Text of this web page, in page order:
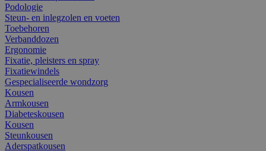
Podologie
Steun- en inlegzolen en voeten
Toebehoren
Verbanddozen
Ergonomie
Fixatie, pleisters en spray
Fixatiewindels
Gespecialiseerde wondzorg
Kousen
Armkousen
Diabeteskousen
Kousen
Steunkousen
Aderspatkousen